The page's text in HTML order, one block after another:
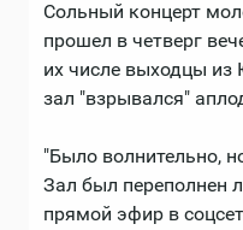
Сольный концерт
прошел в четверг
их числе выходцы из
зал "взрывался"
"Было волнительно,
Зал был переполнен
прямой эфир в